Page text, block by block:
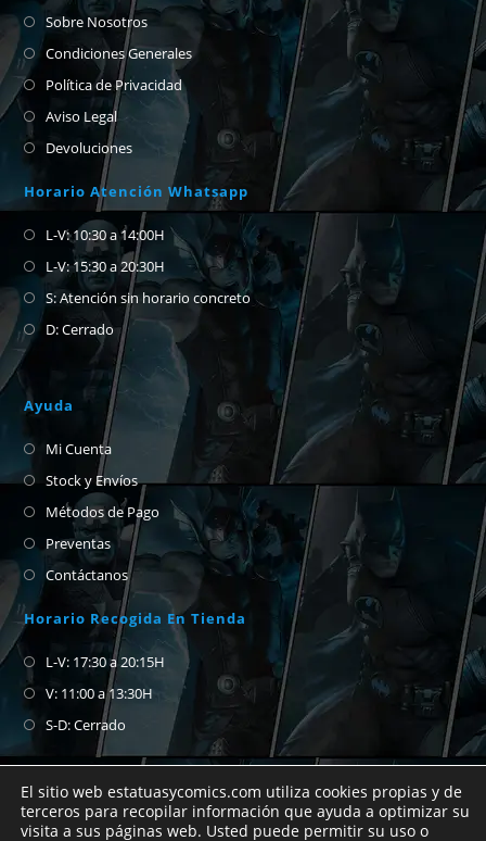
Sobre Nosotros
Condiciones Generales
Política de Privacidad
Aviso Legal
Devoluciones
Horario Atención Whatsapp
L-V: 10:30 a 14:00H
L-V: 15:30 a 20:30H
S: Atención sin horario concreto
D: Cerrado
Ayuda
Mi Cuenta
Stock y Envíos
Métodos de Pago
Preventas
Contáctanos
Horario Recogida En Tienda
L-V: 17:30 a 20:15H
V: 11:00 a 13:30H
S-D: Cerrado
El sitio web estatuasycomics.com utiliza cookies propias y de
terceros para recopilar información que ayuda a optimizar su
visita a sus páginas web. Usted puede permitir su uso o